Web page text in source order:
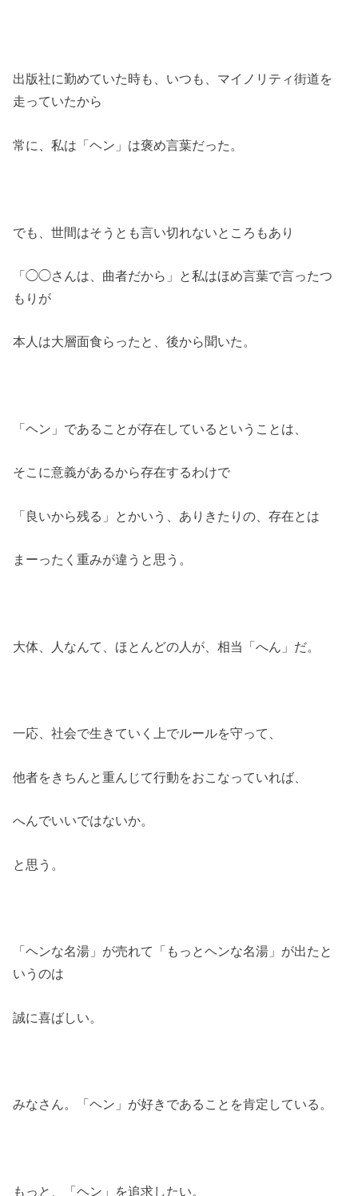
出版社に勤めていた時も、いつも、マイノリティ街道を
走っていたから
常に、私は「ヘン」は褒め言葉だった。
でも、世間はそうとも言い切れないところもあり
「◯◯さんは、曲者だから」と私はほめ言葉で言ったつ
もりが
本人は大層面食らったと、後から聞いた。
「ヘン」であることが存在しているということは、
そこに意義があるから存在するわけで
「良いから残る」とかいう、ありきたりの、存在とは
まーったく重みが違うと思う。
大体、人なんて、ほとんどの人が、相当「へん」だ。
一応、社会で生きていく上でルールを守って、
他者をきちんと重んじて行動をおこなっていれば、
へんでいいではないか。
と思う。
「ヘンな名湯」が売れて「もっとヘンな名湯」が出たと
いうのは
誠に喜ばしい。
みなさん。「ヘン」が好きであることを肯定している。
もっと、「ヘン」を追求したい。